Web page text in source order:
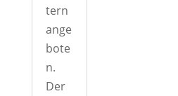
tern
ange
bote
n.
Der